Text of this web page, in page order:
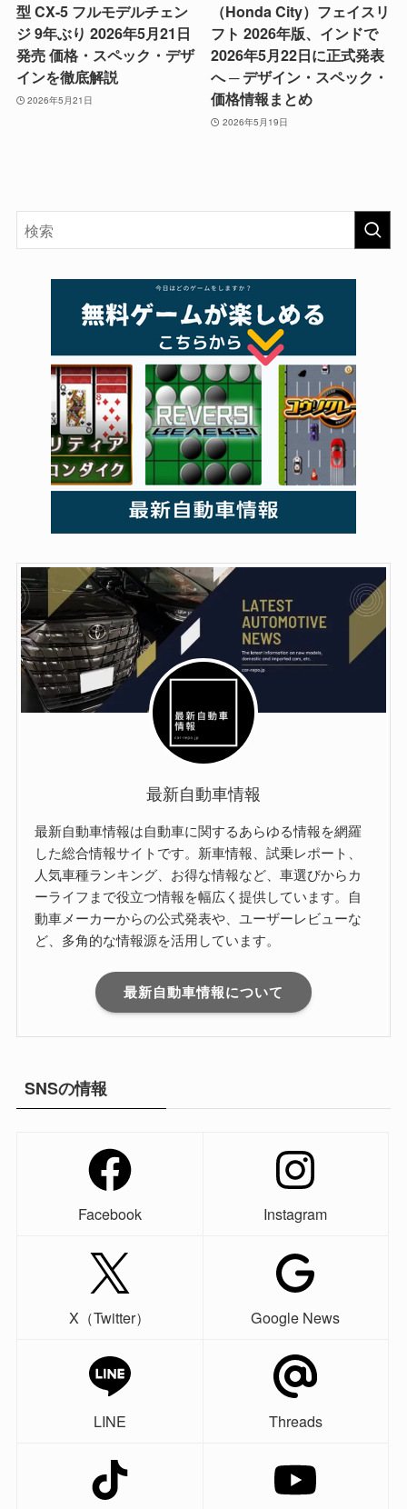
型 CX-5 フルモデルチェン
ジ 9年ぶり 2026年5月21日
発売 価格・スペック・デザ
インを徹底解説
2026年5月21日
（Honda City）フェイスリ
フト 2026年版、インドで
2026年5月22日に正式発表
へ ─ デザイン・スペック・
価格情報まとめ
2026年5月19日
最新自動車情報
最新自動車情報は自動車に関するあらゆる情報を網羅
した総合情報サイトです。新車情報、試乗レポート、
人気車種ランキング、お得な情報など、車選びからカ
ーライフまで役立つ情報を幅広く提供しています。自
動車メーカーからの公式発表や、ユーザーレビューな
ど、多角的な情報源を活用しています。
最新自動車情報について
SNSの情報
Facebook Instagram
X（Twitter） Google News
LINE Threads